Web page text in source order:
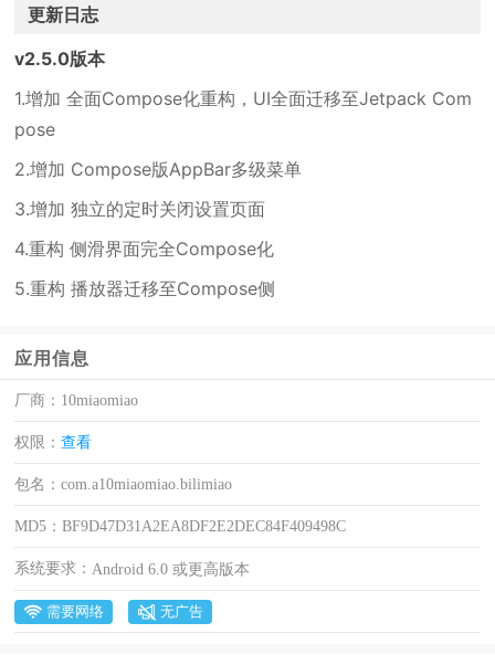
更新日志
v2.5.0版本
1.增加 全面Compose化重构，UI全面迁移至Jetpack Com
pose
2.增加 Compose版AppBar多级菜单
3.增加 独立的定时关闭设置页面
4.重构 侧滑界面完全Compose化
5.重构 播放器迁移至Compose侧
应用信息
厂商： 10miaomiao
权限：查看
包名：com.a10miaomiao.bilimiao
MD5：BF9D47D31A2EA8DF2E2DEC84F409498C
系统要求： Android 6.0 或更高版本
需要网络 无广告